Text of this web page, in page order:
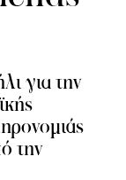
για την
την